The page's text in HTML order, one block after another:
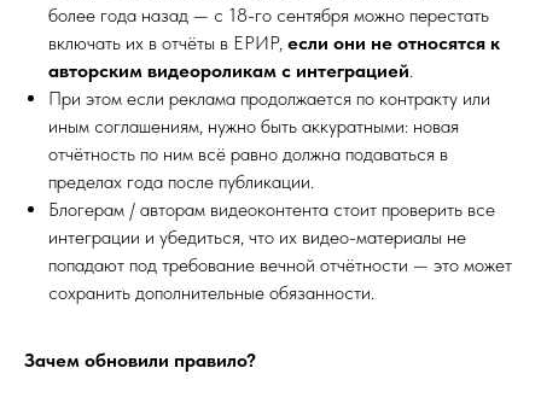
более года назад — с 18-го сентября можно перестать
включать их в отчёты в ЕРИР, если они не относятся к
авторским видеороликам с интеграцией.
При этом если реклама продолжается по контракту или
иным соглашениям, нужно быть аккуратными: новая
отчётность по ним всё равно должна подаваться в
пределах года после публикации.
Блогерам / авторам видеоконтента стоит проверить все
интеграции и убедиться, что их видео-материалы не
попадают под требование вечной отчётности — это может
сохранить дополнительные обязанности.
Зачем обновили правило?